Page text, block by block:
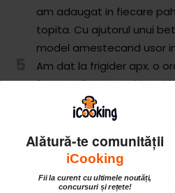
am adaugat in fiecare
topita. Cu ajutorul unui
model amestecand usor
Am dat la frigider apx. o
fructe: afine, smochine si
bunatatile in aceeasi zi.
Alătură-te comunității
iCooking
Fii la curent cu ultimele noutăți,
concursuri și rețete!